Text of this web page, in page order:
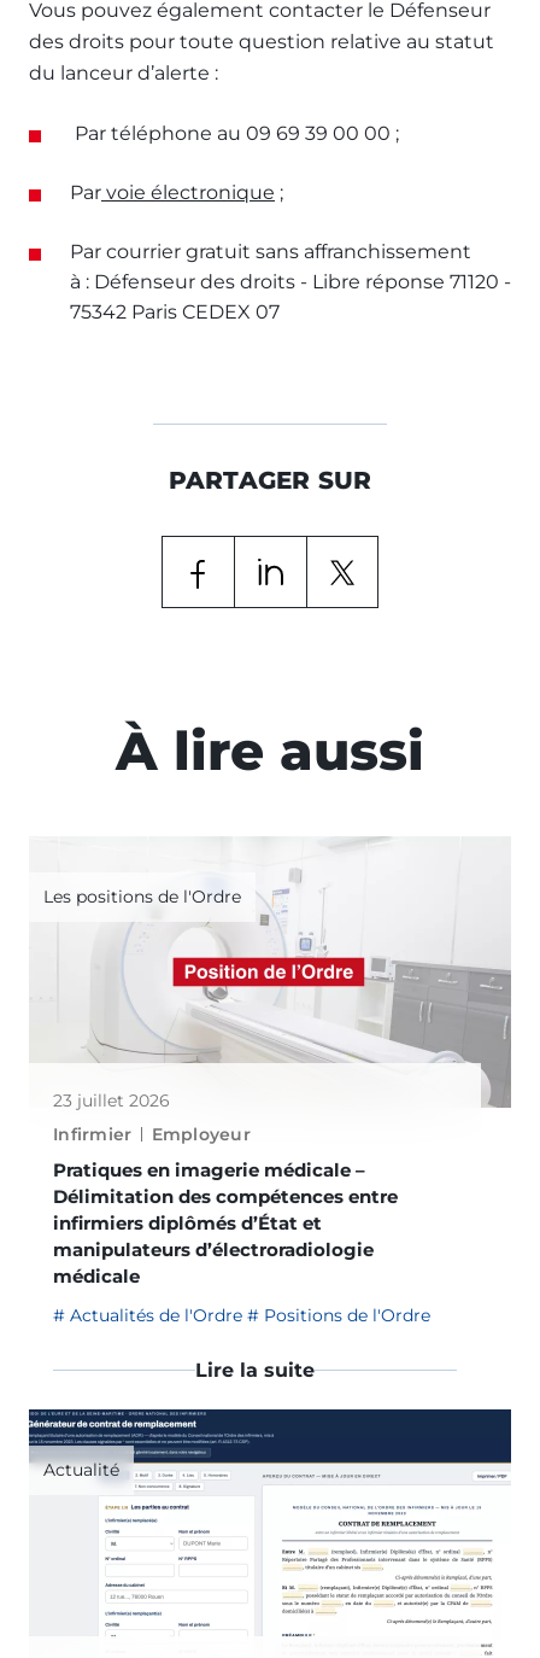
Vous pouvez également contacter le Défenseur
des droits pour toute question relative au statut
du lanceur d’alerte :
Par téléphone au 09 69 39 00 00 ;
Par voie électronique ;
Par courrier gratuit sans affranchissement
à : Défenseur des droits - Libre réponse 71120 -
75342 Paris CEDEX 07
PARTAGER SUR
À lire aussi
Les positions de l'Ordre
23 juillet 2026
Infirmier
Employeur
Pratiques en imagerie médicale –
Délimitation des compétences entre
infirmiers diplômés d’État et
manipulateurs d’électroradiologie
médicale
Actualités de l'Ordre Positions de l'Ordre
Lire la suite
Actualité